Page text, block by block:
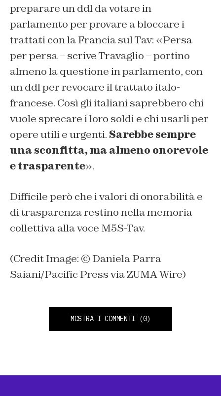
preparare un ddl da votare in
parlamento per provare a bloccare i
trattati con la Francia sul Tav: «Persa
per persa – scrive Travaglio – portino
almeno la questione in parlamento, con
un ddl per revocare il trattato italo-
francese. Così gli italiani saprebbero chi
vuole sprecare i loro soldi e chi usarli per
opere utili e urgenti. Sarebbe sempre
una sconfitta, ma almeno onorevole
e trasparente».
Difficile però che i valori di onorabilità e
di trasparenza restino nella memoria
collettiva alla voce M5S-Tav.
(Credit Image: © Daniela Parra
Saiani/Pacific Press via ZUMA Wire)
MOSTRA I COMMENTI (0)